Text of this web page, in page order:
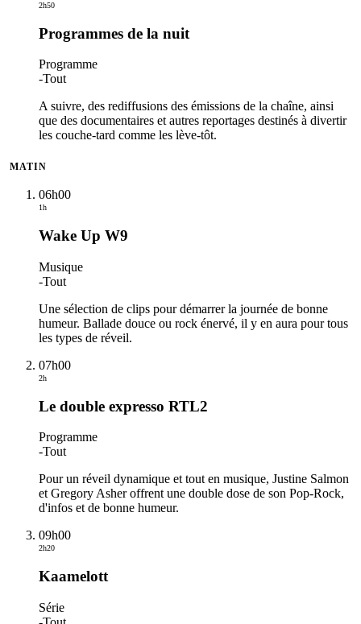
2h50
Programmes de la nuit
Programme
-Tout
A suivre, des rediffusions des émissions de la chaîne, ainsi
que des documentaires et autres reportages destinés à divertir
les couche-tard comme les lève-tôt.
MATIN
06h00
1h
Wake Up W9
Musique
-Tout
Une sélection de clips pour démarrer la journée de bonne
humeur. Ballade douce ou rock énervé, il y en aura pour tous
les types de réveil.
07h00
2h
Le double expresso RTL2
Programme
-Tout
Pour un réveil dynamique et tout en musique, Justine Salmon
et Gregory Asher offrent une double dose de son Pop-Rock,
d'infos et de bonne humeur.
09h00
2h20
Kaamelott
Série